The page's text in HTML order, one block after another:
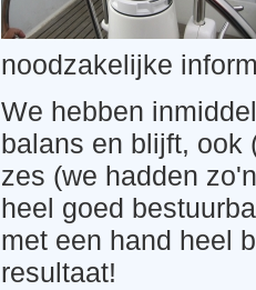
noodzakelijke
We hebben
balans en blijft, ook
zes (we hadden
heel goed
met een hand heel
resultaat!